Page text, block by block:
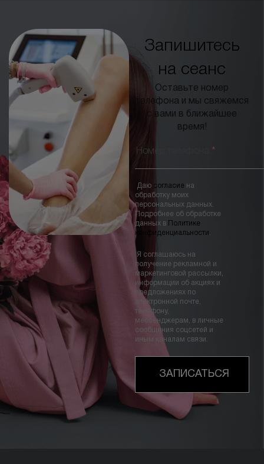
БЕСПЛАТНАЯ КОНСУЛЬТАЦИЯЗапишитесь
на сеанс
Оставьте номер
телефона и мы свяжемся
с вами в ближайшее
время!
Номер телефона *
Даю согласие на
обработку моих
персональных данных.
Подробнее об обработке
данных в
Политике
конфиденциальности
Я соглашаюсь на
получение рекламной и
маркетинговой рассылки,
информации об акциях и
предложениях по
электронной почте,
телефону,
мессенджерам, в личные
сообщения соцсетей и
иным каналам связи.
ЗАПИСАТЬСЯ